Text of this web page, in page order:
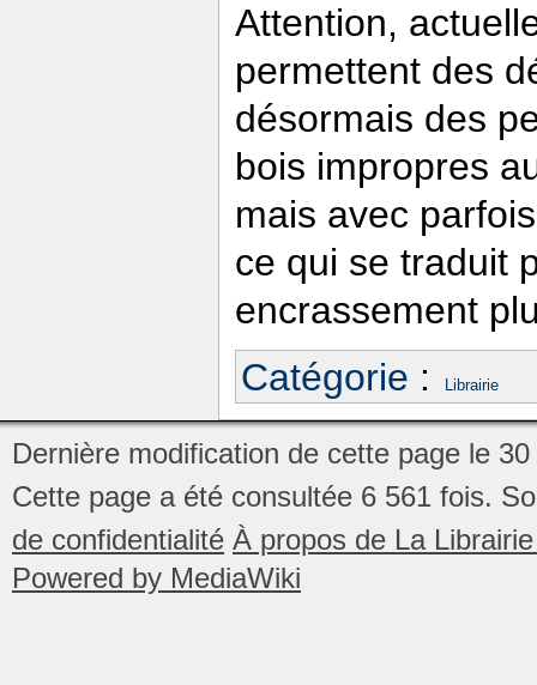
Attention,
permettent des
désormais des
bois impropres
mais avec
ce qui se traduit
encrassement
Catégorie : Librairie
Dernière modification de cette page le
Cette page a été consultée 6 561 fois.
de confidentialité À propos de La
Powered by MediaWiki